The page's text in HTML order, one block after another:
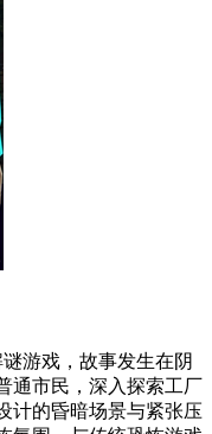
游戏，故事发生在阴
通市民，深入探索工厂
计的昏暗场景与紧张压